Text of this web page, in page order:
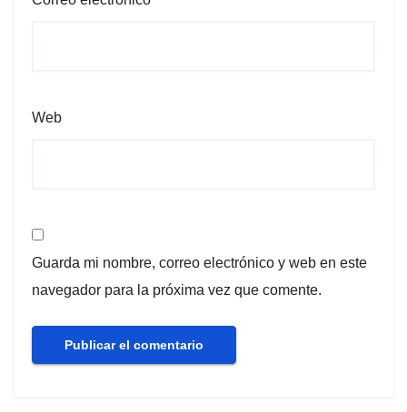
Web
Guarda mi nombre, correo electrónico y web en este
navegador para la próxima vez que comente.